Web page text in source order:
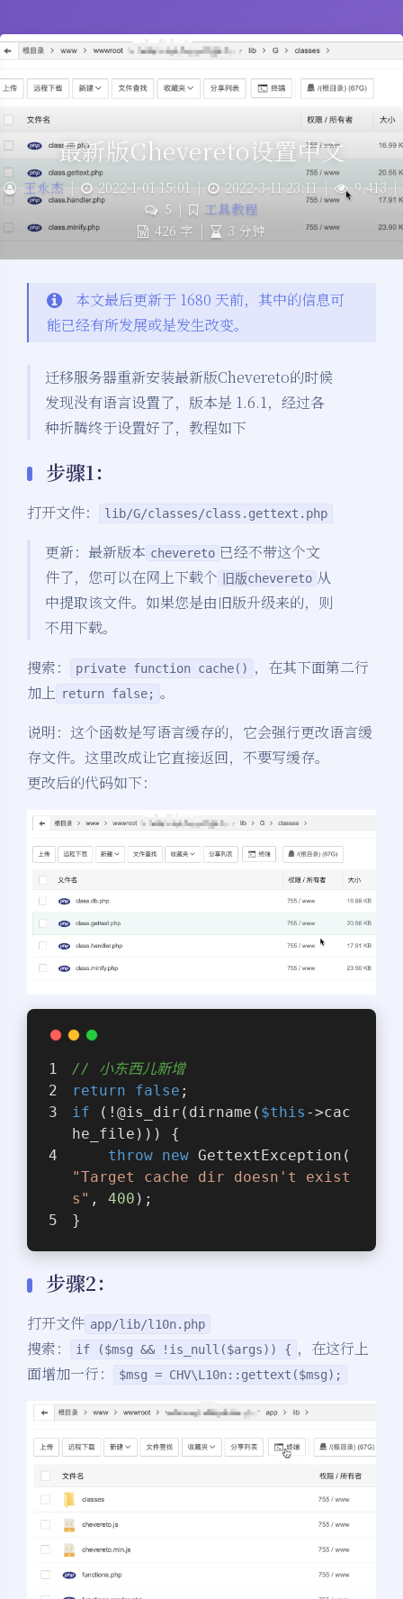
最新版Chevereto设置中文
王永杰 | 2022-1-01 15:01 | 2022-3-11 23:11 | 9,413 |
5 |
工具教程
426 字 | 3 分钟
本文最后更新于 1680 天前，其中的信息可
能已经有所发展或是发生改变。
迁移服务器重新安装最新版Chevereto的时候
发现没有语言设置了，版本是 1.6.1，经过各
种折腾终于设置好了，教程如下
步骤1：
打开文件： lib/G/classes/class.gettext.php
更新：最新版本 chevereto 已经不带这个文
件了，您可以在网上下载个
旧版chevereto 从
中提取该文件。如果您是由旧版升级来的，则
不用下载。
搜索：
private function cache()
，在其下面第二行
加上 return false; 。
说明：这个函数是写语言缓存的，它会强行更改语言缓
存文件。这里改成让它直接返回，不要写缓存。
更改后的代码如下：
// 小东西儿新增
return
false ;
if (!@is_dir(dirname( $this ->cac
he_file))) {
throw new GettextException(
"Target cache dir doesn't exist
s" , 400 );
}
步骤2：
打开文件 app/lib/l10n.php
搜索： if ($msg && !is_null($args)) { ，在这行上
面增加一行：
$msg = CHV\L10n::gettext($msg);